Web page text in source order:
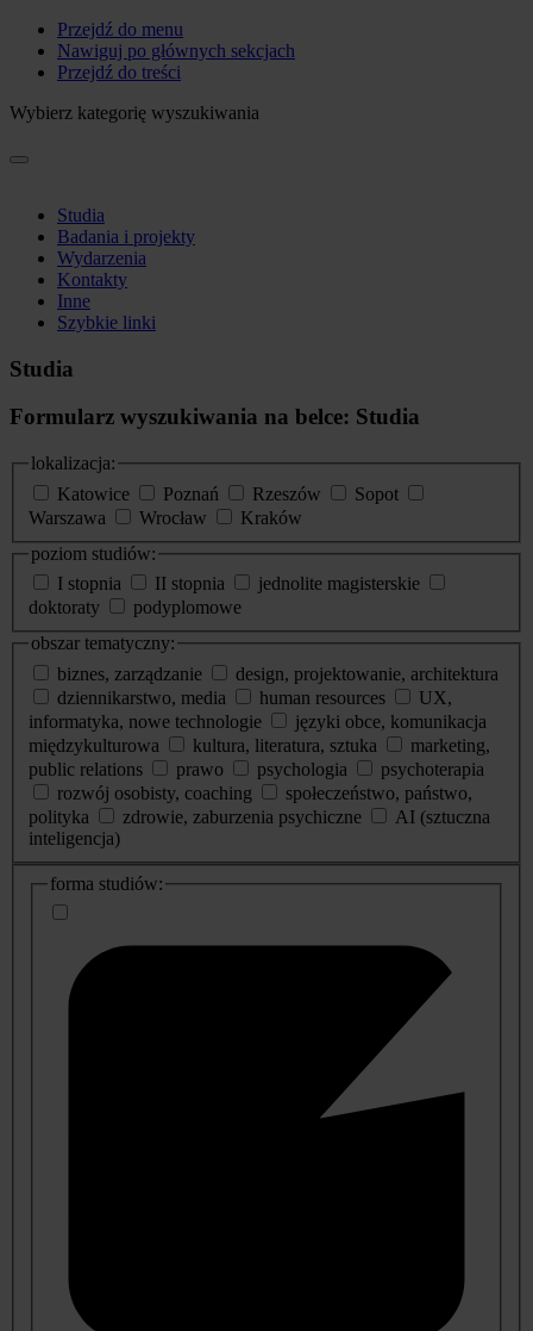
Przejdź do menu
Nawiguj po głównych sekcjach
Przejdź do treści
Wybierz kategorię wyszukiwania
Studia
Badania i projekty
Wydarzenia
Kontakty
Inne
Szybkie linki
Studia
Formularz wyszukiwania na belce: Studia
lokalizacja:
Katowice
Poznań Rzeszów
Sopot
Warszawa
Wrocław
Kraków
poziom studiów:
I stopnia
II stopnia
jednolite magisterskie
doktoraty
podyplomowe
obszar tematyczny:
biznes, zarządzanie
design, projektowanie, architektura
dziennikarstwo, media
human resources
UX,
informatyka, nowe technologie
języki obce, komunikacja
międzykulturowa
kultura, literatura, sztuka
marketing,
public relations
prawo psychologia
psychoterapia
rozwój osobisty, coaching
społeczeństwo, państwo,
polityka
zdrowie, zaburzenia psychiczne
AI (sztuczna
inteligencja)
dodatkowe
informacje
forma studiów: